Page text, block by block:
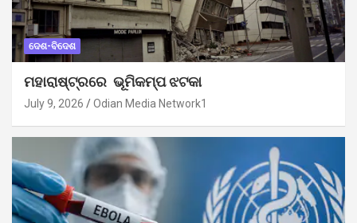
ଦେଶ-ବିଦେଶ
ମହାରାଷ୍ଟ୍ରରେ ଭୂମିକମ୍ପ ଝଟକା
July 9, 2026 Odian Media Network1